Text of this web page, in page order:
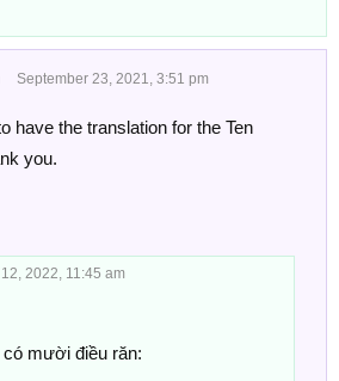
September 23, 2021, 3:51 pm
have the translation for the Ten
you.
2022, 11:45 am
mười điều răn: